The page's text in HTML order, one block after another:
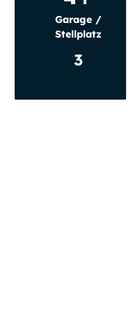
Garage /
Stellplatz
3